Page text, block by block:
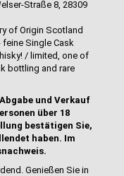
Straße 8, 28309
of Origin Scotland
feine Single Cask
/ limited, one of
bottling and rare
und Verkauf
über 18
bestätigen Sie,
haben. Im
Genießen Sie in